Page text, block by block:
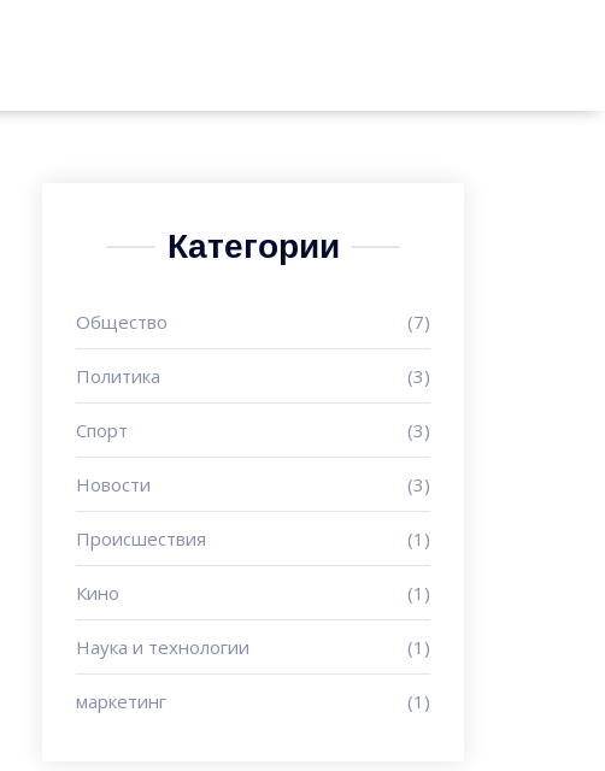
Категории
Общество (7)
Политика (3)
Спорт (3)
Новости (3)
Происшествия (1)
Кино (1)
Наука и технологии (1)
маркетинг (1)